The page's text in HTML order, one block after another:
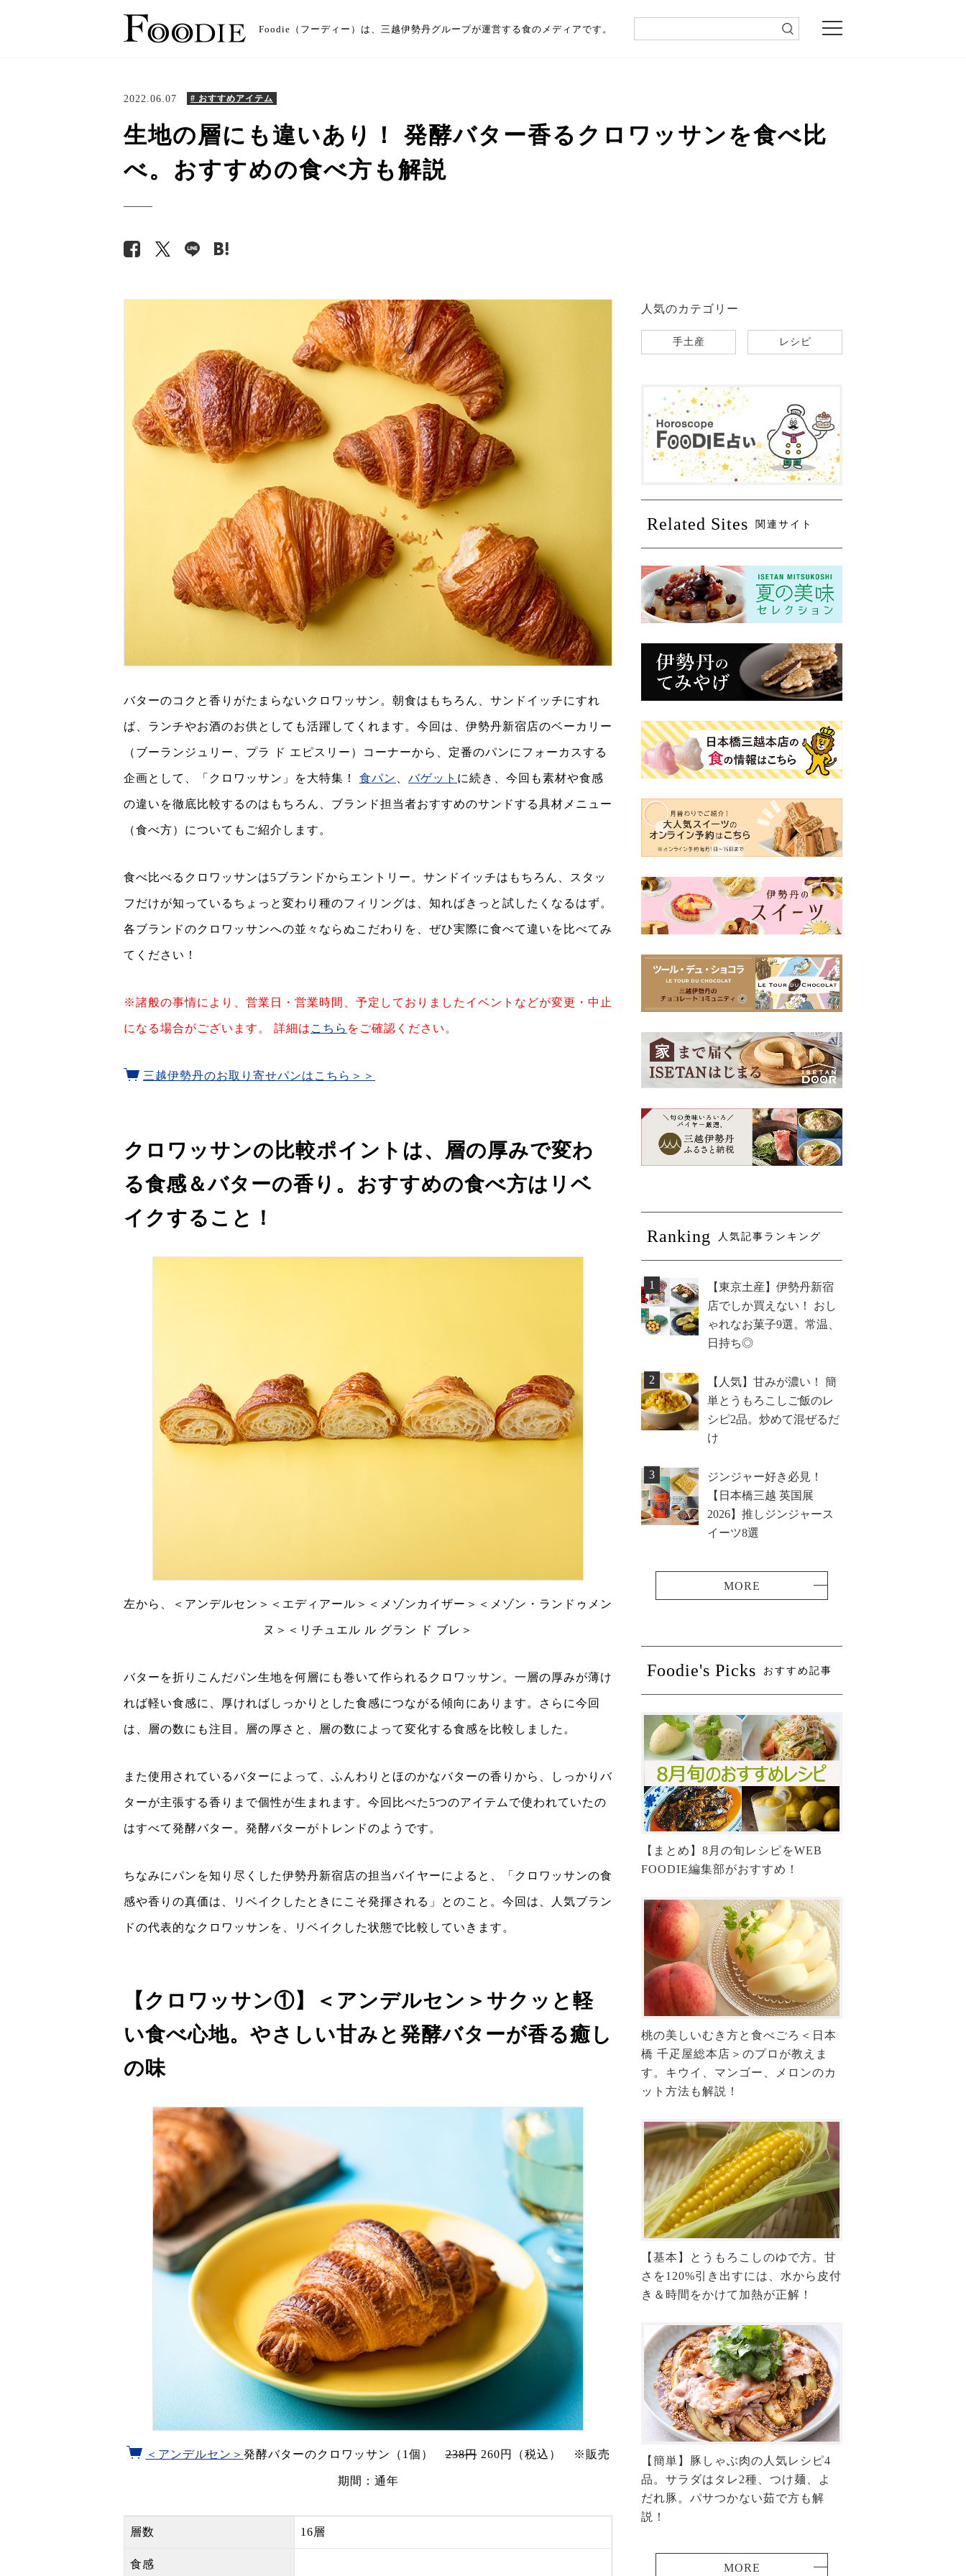
Foodie（フーディー）は、三越伊勢丹グループが運営する食のメディアです。
2022.06.07 # おすすめアイテム
生地の層にも違いあり！ 発酵バター香るクロワッサンを食べ比
べ。おすすめの食べ方も解説
バターのコクと香りがたまらないクロワッサン。朝食はもちろん、サンドイッチにすれ
ば、ランチやお酒のお供としても活躍してくれます。今回は、伊勢丹新宿店のベーカリー
（ブーランジュリー、プラ ド エピスリー）コーナーから、定番のパンにフォーカスする
企画として、「クロワッサン」を大特集！ 食パン バゲット に続き、今回も素材や食感
の違いを徹底比較するのはもちろん、ブランド担当者おすすめのサンドする具材メニュー
（食べ方）についてもご紹介します。
食べ比べるクロワッサンは5ブランドからエントリー。サンドイッチはもちろん、スタッ
フだけが知っているちょっと変わり種のフィリングは、知ればきっと試したくなるはず。
各ブランドのクロワッサンへの並々ならぬこだわりを、ぜひ実際に食べて違いを比べてみ
てください！
※諸般の事情により、営業日・営業時間、予定しておりましたイベントなどが変更・中止
になる場合がございます。 詳細は こちら をご確認ください。
三越伊勢丹のお取り寄せパンはこちら＞＞
クロワッサンの比較ポイントは、層の厚みで変わ
る食感＆バターの香り。おすすめの食べ方はリベ
イクすること！
左から、＜アンデルセン＞＜エディアール＞＜メゾンカイザー＞＜メゾン・ランドゥメン
ヌ＞＜リチュエル ル グラン ド ブレ＞
バターを折りこんだパン生地を何層にも巻いて作られるクロワッサン。一層の厚みが薄け
れば軽い食感に、厚ければしっかりとした食感につながる傾向にあります。さらに今回
は、層の数にも注目。層の厚さと、層の数によって変化する食感を比較しました。
また使用されているバターによって、ふんわりとほのかなバターの香りから、しっかりバ
ターが主張する香りまで個性が生まれます。今回比べた5つのアイテムで使われていたの
はすべて発酵バター。発酵バターがトレンドのようです。
ちなみにパンを知り尽くした伊勢丹新宿店の担当バイヤーによると、「クロワッサンの食
感や香りの真価は、リベイクしたときにこそ発揮される」とのこと。今回は、人気ブラン
ドの代表的なクロワッサンを、リベイクした状態で比較していきます。
【クロワッサン①】＜アンデルセン＞サクッと軽
い食べ心地。やさしい甘みと発酵バターが香る癒し
の味
＜アンデルセン＞ 発酵バターのクロワッサン（1個）238円260円（税込） ※販売
期間：通年
層数 16層
食感
人気のカテゴリー
手土産 レシピ
Related Sites 関連サイト
Ranking 人気記事ランキング
1
【東京土産】伊勢丹新宿
店でしか買えない！ おし
ゃれなお菓子9選。常温、
日持ち◎
2
【人気】甘みが濃い！ 簡
単とうもろこしご飯のレ
シピ2品。炒めて混ぜるだ
け
3
ジンジャー好き必見！
【日本橋三越 英国展
2026】推しジンジャース
イーツ8選
Foodie's Picks おすすめ記事
【まとめ】8月の旬レシピをWEB
FOODIE編集部がおすすめ！
桃の美しいむき方と食べごろ＜日本
橋 千疋屋総本店＞のプロが教えま
す。キウイ、マンゴー、メロンのカ
ット方法も解説！
【基本】とうもろこしのゆで方。甘
さを120%引き出すには、水から皮付
き＆時間をかけて加熱が正解！
【簡単】豚しゃぶ肉の人気レシピ4
品。サラダはタレ2種、つけ麺、よ
だれ豚。パサつかない茹で方も解
説！
MORE